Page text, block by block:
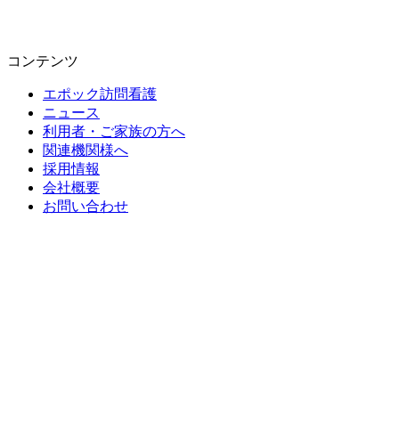
コンテンツ
エポック訪問看護
ニュース
利用者・ご家族の方へ
関連機関様へ
採用情報
会社概要
お問い合わせ